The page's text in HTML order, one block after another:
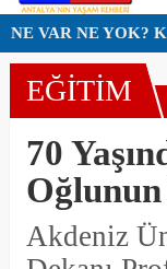
NE VAR NE YOK?
EĞİTİM
70
Akdeniz